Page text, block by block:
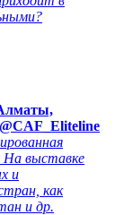
На выставке
и
как
и др.